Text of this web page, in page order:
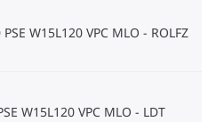
W15L120 VPC MLO ROLFZ
W15L120 VPC MLO LDT